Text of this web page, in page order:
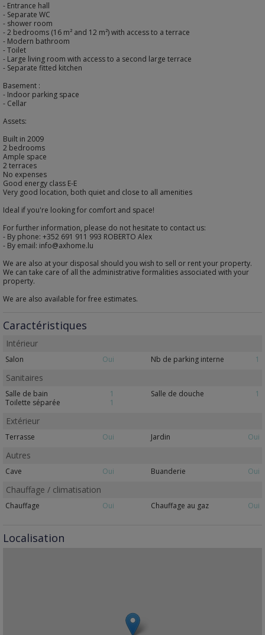
- Entrance hall
- Separate WC
- shower room
- 2 bedrooms (16 m² and 12 m²) with access to a terrace
- Modern bathroom
- Toilet
- Large living room with access to a second large terrace
- Separate fitted kitchen
Basement :
- Indoor parking space
- Cellar
Assets:
Built in 2009
2 bedrooms
Ample space
2 terraces
No expenses
Good energy class E-E
Very good location, both quiet and close to all amenities
Ideal if you're looking for comfort and space!
For further information, please do not hesitate to contact us:
- By phone: +352 691 911 993 ROBERTO Alex
- By email: info@axhome.lu
We are also at your disposal should you wish to sell or rent your property.
We can take care of all the administrative formalities associated with your
property.
We are also available for free estimates.
Caractéristiques
Intérieur
Salon Oui Nb de parking interne 1
Sanitaires
Salle de bain 1 Salle de douche
1
Toilette séparée
1
Extérieur
Terrasse Oui Jardin Oui
Autres
Cave Oui Buanderie Oui
Chauffage / climatisation
Chauffage Oui Chauffage au gaz Oui
Localisation